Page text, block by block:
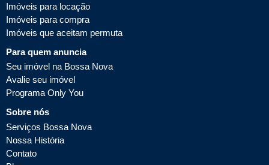
Imóveis para locação
Imóveis para compra
Imóveis que aceitam permuta
Para quem anuncia
Seu imóvel na Bossa Nova
Avalie seu imóvel
Programa Only You
Sobre nós
Serviços Bossa Nova
Nossa História
Contato